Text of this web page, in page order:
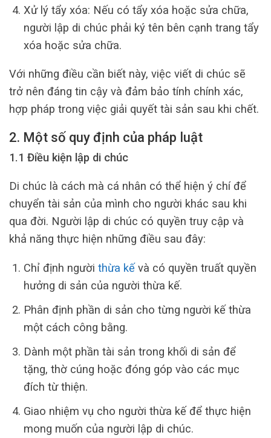
Xử lý tẩy xóa: Nếu có tẩy xóa hoặc sửa chữa,
người lập di chúc phải ký tên bên cạnh trang tẩy
xóa hoặc sửa chữa.
Với những điều cần biết này, việc viết di chúc sẽ
trở nên đáng tin cậy và đảm bảo tính chính xác,
hợp pháp trong việc giải quyết tài sản sau khi chết.
2. Một số quy định của pháp luật
1.1 Điều kiện lập di chúc
Di chúc là cách mà cá nhân có thể hiện ý chí để
chuyển tài sản của mình cho người khác sau khi
qua đời. Người lập di chúc có quyền truy cập và
khả năng thực hiện những điều sau đây:
Chỉ định người thừa kếvà có quyền truất quyền
hưởng di sản của người thừa kế.
Phân định phần di sản cho từng người kế thừa
một cách công bằng.
Dành một phần tài sản trong khối di sản để
tặng, thờ cúng hoặc đóng góp vào các mục
đích từ thiện.
Giao nhiệm vụ cho người thừa kế để thực hiện
mong muốn của người lập di chúc.